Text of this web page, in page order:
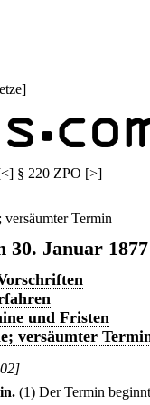
]
<] § 220 ZPO [>]
Termin
30. Januar 1877
und Fristen
versäumter
(1) Der Termin